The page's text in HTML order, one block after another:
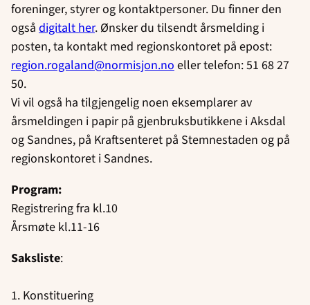
foreninger, styrer og kontaktpersoner. Du finner den
også digitalt her. Ønsker du tilsendt årsmelding i
posten, ta kontakt med regionskontoret på epost:
region.rogaland@normisjon.noeller telefon: 51 68 27
50.
Vi vil også ha tilgjengelig noen eksemplarer av
årsmeldingen i papir på gjenbruksbutikkene i Aksdal
og Sandnes, på Kraftsenteret på Stemnestaden og på
regionskontoret i Sandnes.
Program:
Registrering fra kl.10
Årsmøte kl.11-16
Saksliste:
1. Konstituering